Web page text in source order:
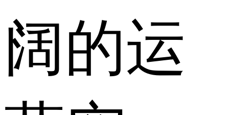
阔的运